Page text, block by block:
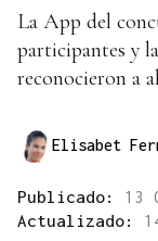
La App del
participantes y
reconocieron a
Elisabet
Publicado: 13
Actualizado: